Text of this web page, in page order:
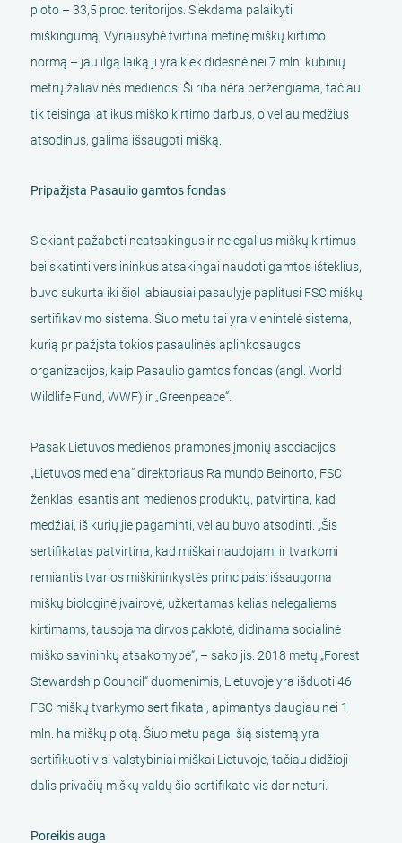
ploto – 33,5 proc. teritorijos. Siekdama palaikyti
miškingumą, Vyriausybė tvirtina metinę miškų kirtimo
normą – jau ilgą laiką ji yra kiek didesnė nei 7 mln. kubinių
metrų žaliavinės medienos. Ši riba nėra peržengiama, tačiau
tik teisingai atlikus miško kirtimo darbus, o vėliau medžius
atsodinus, galima išsaugoti mišką.
Pripažįsta Pasaulio gamtos fondas
Siekiant pažaboti neatsakingus ir nelegalius miškų kirtimus
bei skatinti verslininkus atsakingai naudoti gamtos išteklius,
buvo sukurta iki šiol labiausiai pasaulyje paplitusi FSC miškų
sertifikavimo sistema. Šiuo metu tai yra vienintelė sistema,
kurią pripažįsta tokios pasaulinės aplinkosaugos
organizacijos, kaip Pasaulio gamtos fondas (angl. World
Wildlife Fund, WWF) ir „Greenpeace“.
Pasak Lietuvos medienos pramonės įmonių asociacijos
„Lietuvos mediena“ direktoriaus Raimundo Beinorto, FSC
ženklas, esantis ant medienos produktų, patvirtina, kad
medžiai, iš kurių jie pagaminti, vėliau buvo atsodinti. „Šis
sertifikatas patvirtina, kad miškai naudojami ir tvarkomi
remiantis tvarios miškininkystės principais: išsaugoma
miškų biologinė įvairovė, užkertamas kelias nelegaliems
kirtimams, tausojama dirvos paklotė, didinama socialinė
miško savininkų atsakomybė“, – sako jis. 2018 metų „Forest
Stewardship Council“ duomenimis, Lietuvoje yra išduoti 46
FSC miškų tvarkymo sertifikatai, apimantys daugiau nei 1
mln. ha miškų plotą. Šiuo metu pagal šią sistemą yra
sertifikuoti visi valstybiniai miškai Lietuvoje, tačiau didžioji
dalis privačių miškų valdų šio sertifikato vis dar neturi.
Poreikis auga